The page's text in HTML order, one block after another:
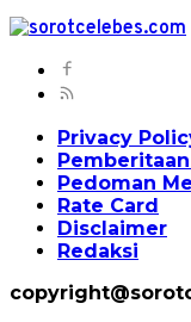
Privacy
Pedoman
Rate Card
Disclaimer
Redaksi